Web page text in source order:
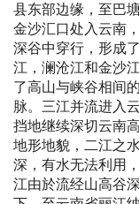
县东部边缘，至巴
金沙汇口处入云南
深谷中穿行，形成
江，澜沧江和金沙
了高山与峡谷相间
脉。三江并流进入
挡地继续深切云南
地形地貌，二江之
深，有水无法利用
江由於流经山高谷